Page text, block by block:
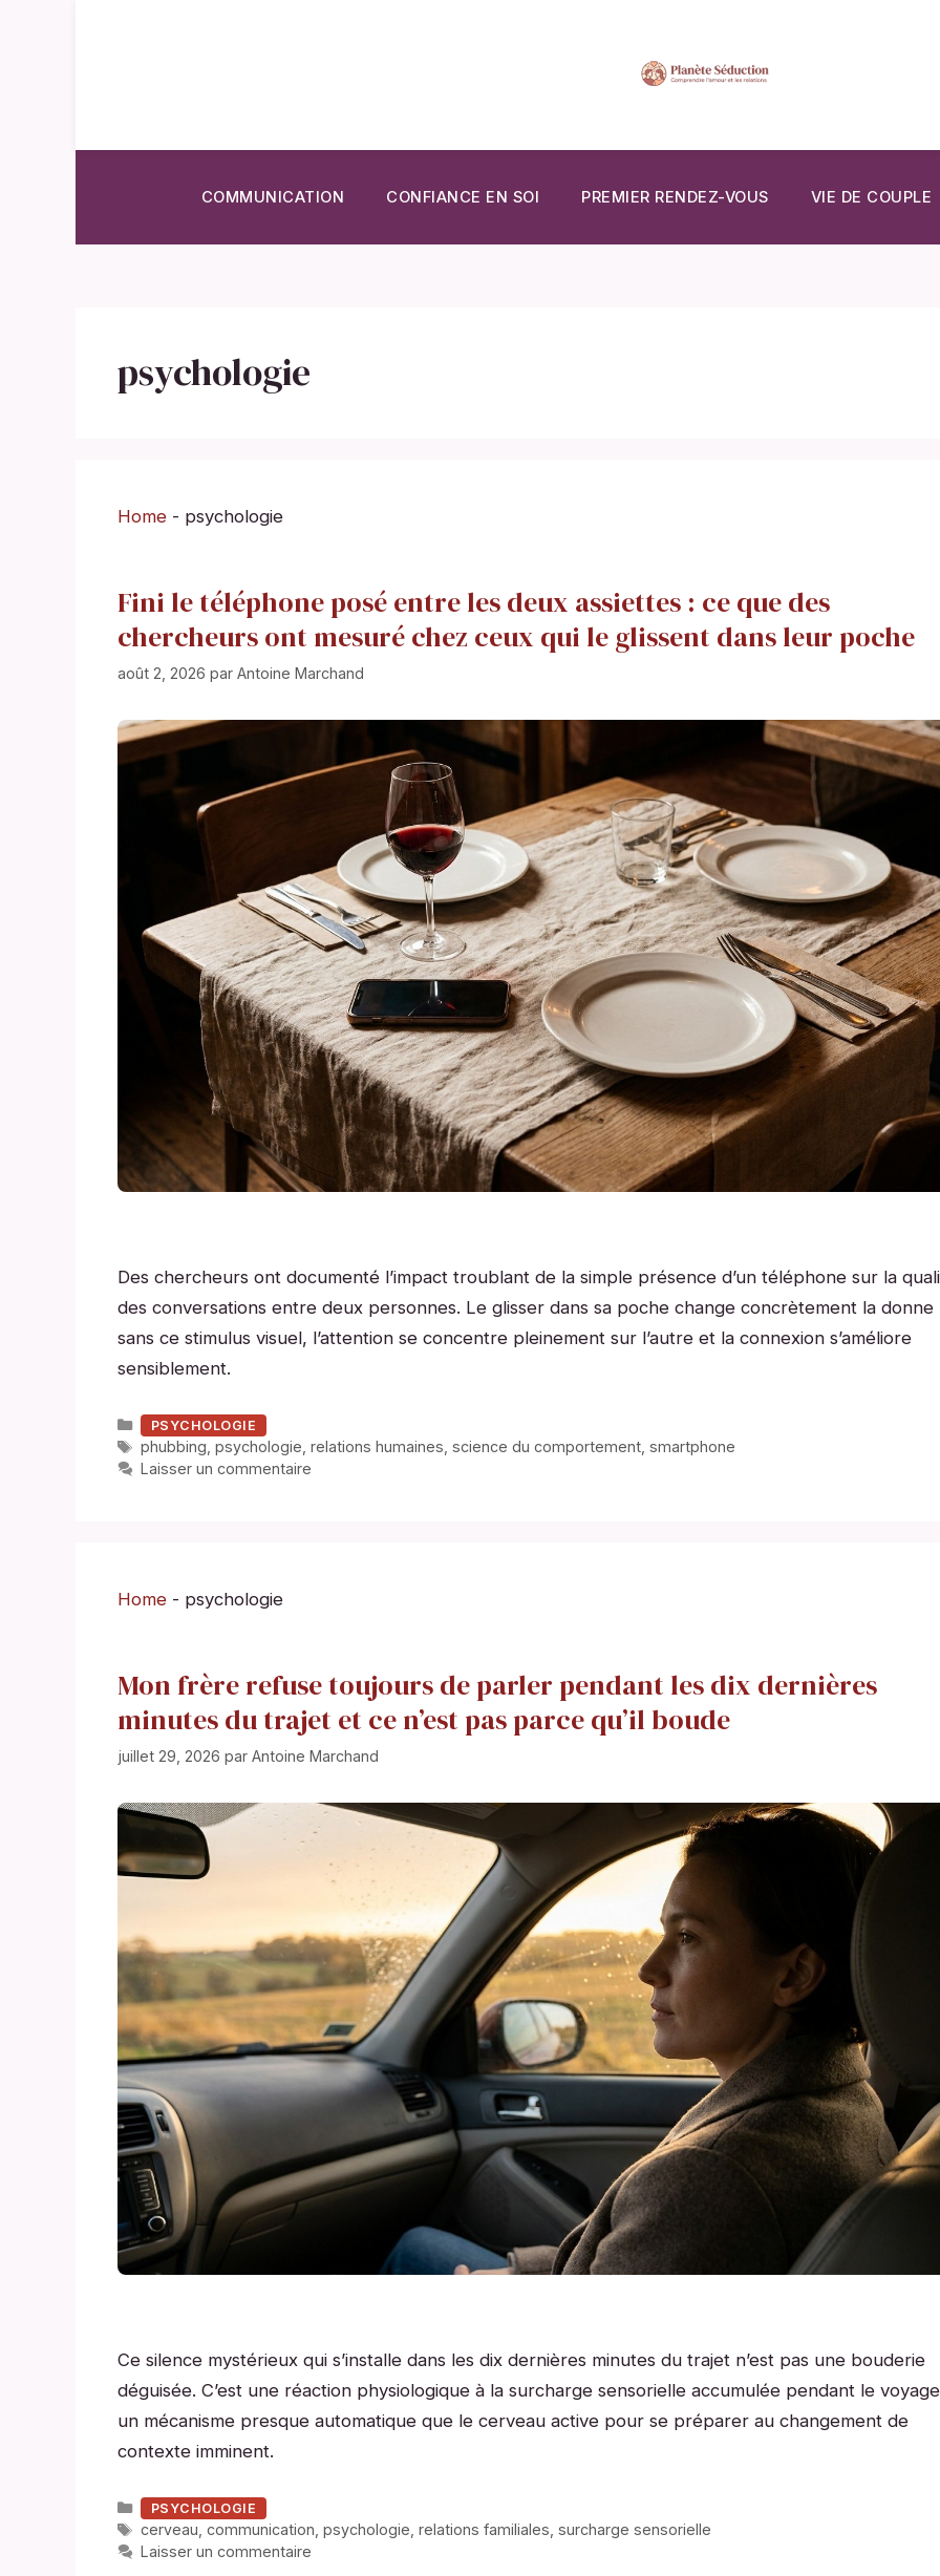
COMMUNICATION CONFIANCE EN SOI PREMIER RENDEZ-VOUS VIE DE COUPLE
psychologie
Home - psychologie
Fini le téléphone posé entre les deux assiettes : ce que des
chercheurs ont mesuré chez ceux qui le glissent dans leur poche
août 2, 2026 par Antoine Marchand
Des chercheurs ont documenté l’impact troublant de la simple présence d’un téléphone sur la
des conversations entre deux personnes. Le glisser dans sa poche change concrètement la donne
sans ce stimulus visuel, l’attention se concentre pleinement sur l’autre et la connexion s’améliore
sensiblement.
Catégories
PSYCHOLOGIE
Étiquettes
phubbing psychologie relations humaines science du comportement, smartphone
Laisser un commentaire
Home - psychologie
Mon frère refuse toujours de parler pendant les dix dernières
minutes du trajet et ce n’est pas parce qu’il boude
juillet 29, 2026 par Antoine Marchand
Ce silence mystérieux qui s’installe dans les dix dernières minutes du trajet n’est pas une bouderie
déguisée. C’est une réaction physiologique à la surcharge sensorielle accumulée pendant le
un mécanisme presque automatique que le cerveau active pour se préparer au changement de
contexte imminent.
Catégories
PSYCHOLOGIE
Étiquettes
cerveau communication psychologie relations familiales surcharge sensorielle
Laisser un commentaire